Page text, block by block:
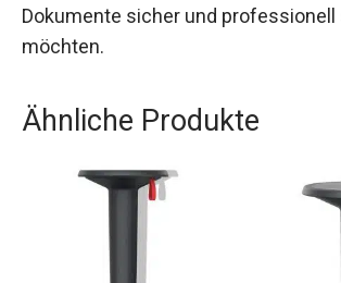
Dokumente sicher und
möchten.
Ähnliche Produkte